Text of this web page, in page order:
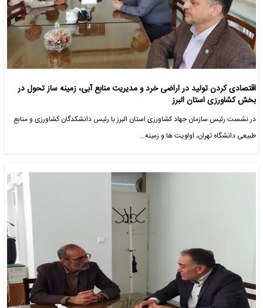
اقتصادی کردن تولید در اراضی خرد و مدیریت منابع آبی، زمینه ساز تحول در
بخش کشاورزی استان البرز
در نشست رئیس سازمان جهاد کشاورزی استان البرز با رئیس دانشکدگان کشاورزی و منابع
طبیعی دانشگاه تهران، اولویت ها و زمینه…